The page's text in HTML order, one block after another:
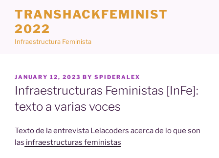
content
TRANSHACKFEMINIST
2022
Infraestructura Feminista
POSTED
ON
JANUARY 12, 2023 BY SPIDERALEX
Infraestructuras Feministas [InFe]:
texto a varias voces
Texto de la entrevista Lelacoders acerca de lo que son
las infraestructuras feministas